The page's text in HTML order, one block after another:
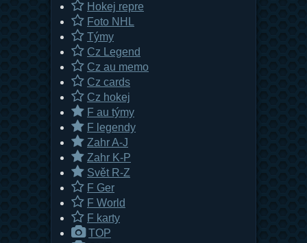
Hokej repre
Foto NHL
Týmy
Cz Legend
Cz au memo
Cz cards
Cz hokej
F au týmy
F legendy
Zahr A-J
Zahr K-P
Svět R-Z
F Ger
F World
F karty
TOP